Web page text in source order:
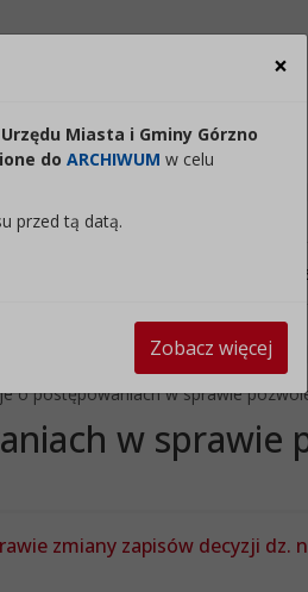
Czytaj tekst
o postępowaniach w sprawie
w sprawie
zmiany zapisów decyzji dz.
×
Miasta i Gminy Górzno
do ARCHIWUM w celu
przed tą datą.
Zobacz więcej